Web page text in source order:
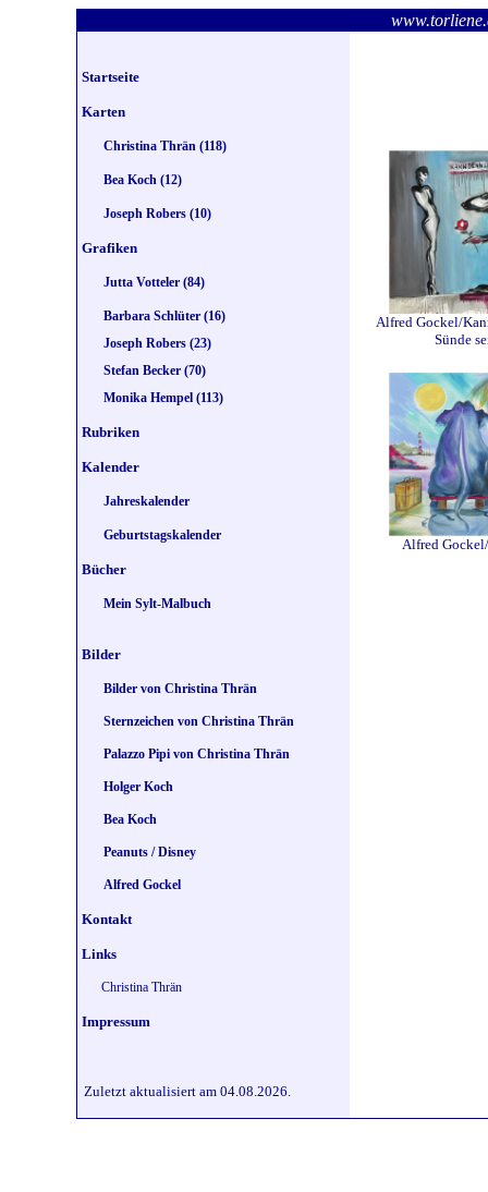
Startseite
Karten
Christina Thrän (118)
Bea Koch (12)
Joseph Robers (10)
Grafiken
Jutta Votteler (84)
Barbara Schlüter (16)
Joseph Robers (23)
Stefan Becker (70)
Monika Hempel (113)
Rubriken
Kalender
Jahreskalender
Geburtstagskalender
Bücher
Mein Sylt-Malbuch
Bilder
Bilder von Christina Thrän
Sternzeichen von Christina Thrän
Palazzo Pipi von Christina Thrän
Holger Koch
Bea Koch
Peanuts / Disney
Alfred Gockel
Kontakt
Links
Christina Thrän
Impressum
Alfred Gockel/
Sünde
Alfred
Zuletzt aktualisiert am 04.08.2026.